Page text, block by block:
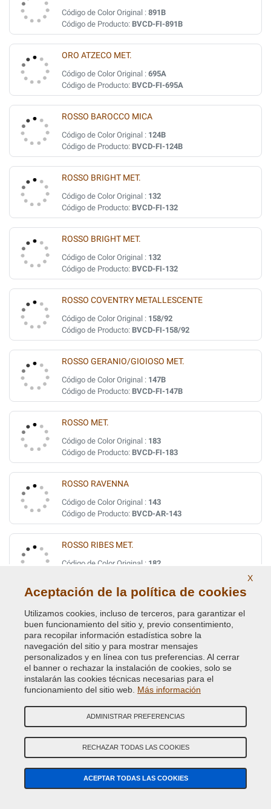
Código de Color Original : 891B
Código de Producto: BVCD-FI-891B
ORO ATZECO MET.
Código de Color Original : 695A
Código de Producto: BVCD-FI-695A
ROSSO BAROCCO MICA
Código de Color Original : 124B
Código de Producto: BVCD-FI-124B
ROSSO BRIGHT MET.
Código de Color Original : 132
Código de Producto: BVCD-FI-132
ROSSO BRIGHT MET.
Código de Color Original : 132
Código de Producto: BVCD-FI-132
ROSSO COVENTRY METALLESCENTE
Código de Color Original : 158/92
Código de Producto: BVCD-FI-158/92
ROSSO GERANIO/GIOIOSO MET.
Código de Color Original : 147B
Código de Producto: BVCD-FI-147B
ROSSO MET.
Código de Color Original : 183
Código de Producto: BVCD-FI-183
ROSSO RAVENNA
Código de Color Original : 143
Código de Producto: BVCD-AR-143
ROSSO RIBES MET.
Código de Color Original : 182
Código de Color Original :391B
Código de Producto:BVCD-FI-391B
VERDE CRYSTAL MET.
Código de Color Original : 352
VERDE DERBY METALLESCEN.
Código de Color Original :340
Código de Producto:BVCD-FI-340
VERDE DIESEL MET.
X
Aceptación de la política de cookies
Utilizamos cookies, incluso de terceros, para garantizar el
buen funcionamiento del sitio y, previo consentimiento,
para recopilar información estadística sobre la
navegación del sitio y para mostrar mensajes
personalizados y en línea con tus preferencias. Al cerrar
el banner o rechazar la instalación de cookies, solo se
instalarán las cookies técnicas necesarias para el
funcionamiento del sitio web. Más información
ADMINISTRAR PREFERENCIAS
RECHAZAR TODAS LAS COOKIES
ACEPTAR TODAS LAS COOKIES